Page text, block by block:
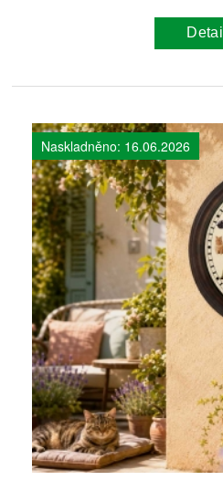
Detail
Naskladněno: 16.06.2026